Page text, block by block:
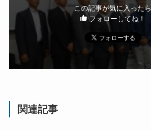
この記事が気に入ったら
フォローしてね！
関連記事